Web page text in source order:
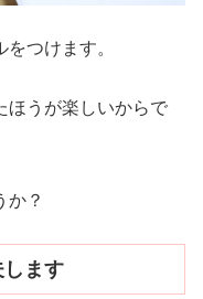
つけます。
ほうが楽しいからで
か？
ます